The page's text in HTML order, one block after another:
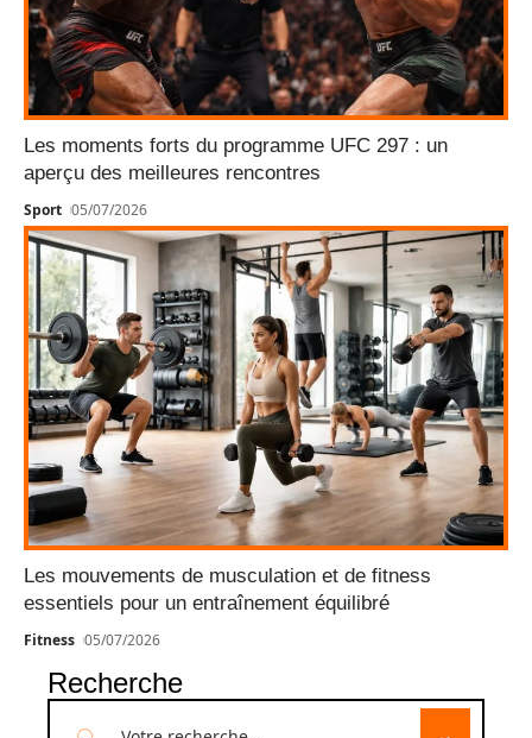
Les moments forts du programme UFC 297 : un
aperçu des meilleures rencontres
Sport 05/07/2026
Les mouvements de musculation et de fitness
essentiels pour un entraînement équilibré
Fitness 05/07/2026
Recherche